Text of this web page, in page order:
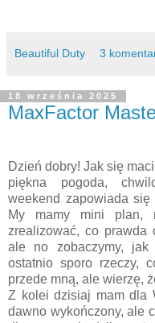
Beautiful Duty 3
18 września 2025
MaxFactor
Dzień dobry! Jak się
piękna pogoda,
weekend zapowiada
My mamy mini plan,
zrealizować, co prawda
ale no zobaczymy, jak
ostatnio sporo rzeczy,
przede mną, ale wierzę,
Z kolei dzisiaj mam dla
dawno wykończony, ale